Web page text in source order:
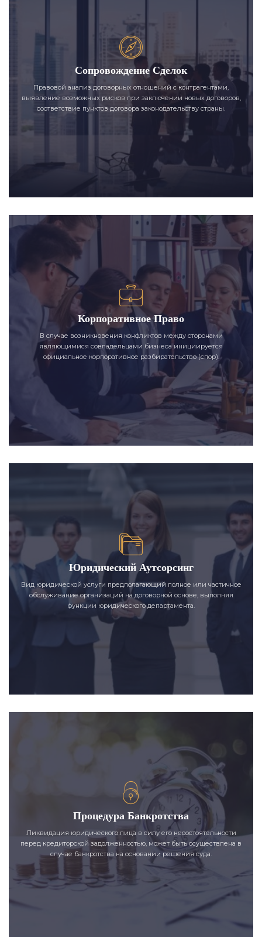
Сопровождение Сделок
Правовой анализ договорных отношений с контрагентами,
выявление возможных рисков при заключении новых договоров,
соответствие пунктов договора законодательству страны.
Корпоративное Право
В случае возникновения конфликтов между сторонами
являющимися совладельцами бизнеса инициируется
официальное корпоративное разбирательство (спор).
Юридический Аутсорсинг
Вид юридической услуги предполагающий полное или частичное
обслуживание организаций на договорной основе, выполняя
функции юридического департамента.
Процедура Банкротства
Ликвидация юридического лица в силу его несостоятельности
перед кредиторской задолженностью, может быть осуществлена в
случае банкротства на основании решения суда.